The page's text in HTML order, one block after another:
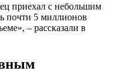
приехал с небольшим
почти 5 миллионов
– рассказали в